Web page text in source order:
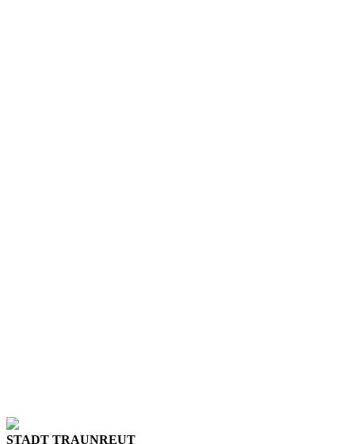
STADT TRAUNREUT